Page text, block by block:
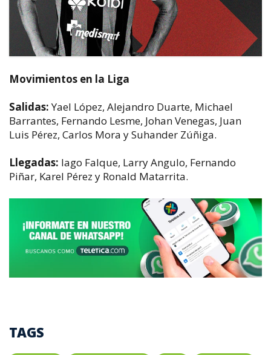
Movimientos en la Liga
Salidas:Yael López, Alejandro Duarte, Michael
Barrantes, Fernando Lesme, Johan Venegas, Juan
Luis Pérez, Carlos Mora y Suhander Zúñiga.
Llegadas: Iago Falque, Larry Angulo, Fernando
Piñar, Karel Pérez y Ronald Matarrita.
TAGS